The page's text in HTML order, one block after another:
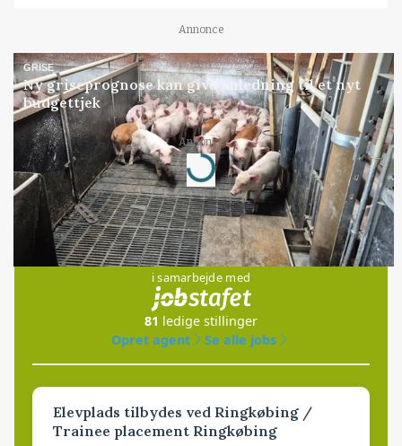
Annonce
GRISE
Ny griseprognose kan give anledning til et nyt
budgettjek
Annonce
Loading...
Jobs
i samarbejde med
81 ledige stillinger
Opret agent
Se alle jobs
Elevplads tilbydes ved Ringkøbing /
Trainee placement Ringkøbing